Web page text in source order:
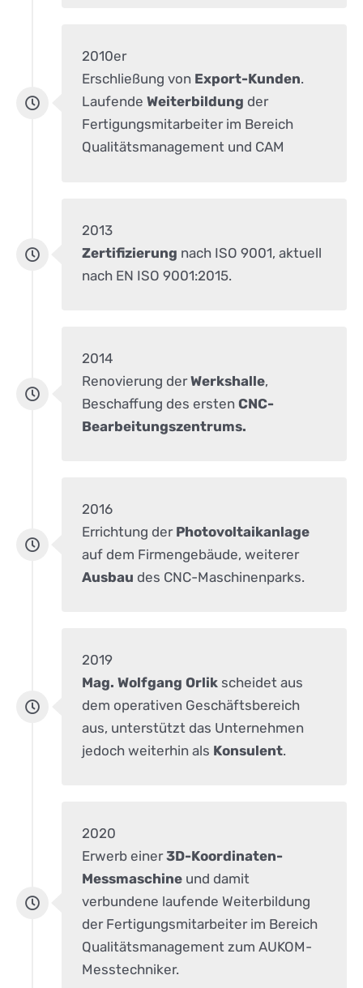
2010er
Erschließung von Export-Kunden.
Laufende Weiterbildung der
Fertigungsmitarbeiter im Bereich
Qualitätsmanagement und CAM
2013
Zertifizierung nach ISO 9001, aktuell
nach EN ISO 9001:2015.
2014
Renovierung derWerkshalle,
Beschaffung des ersten CNC-
Bearbeitungszentrums.
2016
Errichtung der Photovoltaikanlage
auf dem Firmengebäude, weiterer
Ausbau des CNC-Maschinenparks.
2019
Mag. Wolfgang Orlik scheidet aus
dem operativen Geschäftsbereich
aus, unterstützt das Unternehmen
jedoch weiterhin als Konsulent.
2020
Erwerb einer3D-Koordinaten-
Messmaschine und damit
verbundene laufende Weiterbildung
der Fertigungsmitarbeiter im Bereich
Qualitätsmanagement zum AUKOM-
Messtechniker.